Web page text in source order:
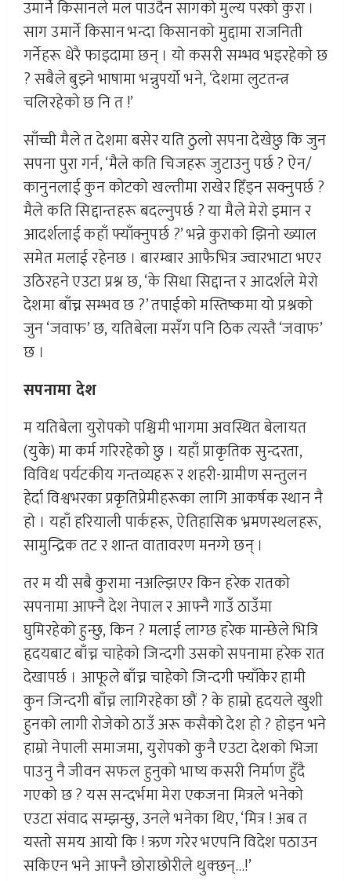
उमार्ने किसानले मल पाउदैन सागको मुल्य परको कुरा ।
साग उमार्ने किसान भन्दा किसानको मुद्दामा राजनिती
गर्नेहरू धेरै फाइदामा छन् । यो कसरी सम्भव भइरहेको छ
? सबैले बुझ्ने भाषामा भन्नुपर्यो भने, ‘देशमा लुटतन्त्र
चलिरहेको छ नि त !’
साँच्ची मैले त ‍देशमा बसेर यति ठुलो सपना देखेछु कि जुन
सपना पुरा गर्न, ‘मैले कति चिजहरू जुटाउनु पर्छ ? ऐन/
कानुनलाई कुन कोटको खल्तीमा राखेर हिँड्न सक्नुपर्छ ?
मैले कति सिद्दान्तहरू बदल्नुपर्छ ? या मैले मेरो इमान र
आदर्शलाई कहाँ फ्याँक्नुपर्छ ?’ भन्ने कुराको झिनाे ख्याल
समेत मलाई रहेनछ । बारम्बार आफैभित्र ज्वारभाटा भएर
उठिरहने एउटा प्रश्न छ, ‘के सिधा सिद्दान्त र आदर्शले मेरो
देशमा बाँच्न सम्भव छ ?’ तपाईको मस्तिष्कमा यो प्रश्नको
जुन ‘जवाफ’ छ, यतिबेला मसँग पनि ठिक त्यस्तै ‘जवाफ’
छ ।
सपनामा देश
म यतिबेला युरोपको पश्चिमी भागमा अवस्थित बेलायत
(युके) मा कर्म गरिरहेको छु । यहाँ प्राकृतिक सुन्दरता,
विविध पर्यटकीय गन्तव्यहरू र शहरी-ग्रामीण सन्तुलन
हेर्दा विश्वभरका प्रकृतिप्रेमीहरूका लागि आकर्षक स्थान नै
हो । यहाँ हरियाली पार्कहरू, ऐतिहासिक भ्रमणस्थलहरू,
सामुन्द्रिक तट र शान्त वातावरण मनग्गे छन् ।
तर म यी सबै कुरामा नअल्झिएर किन हरेक रातको
सपनामा आफ्नै देश नेपाल र आफ्नै गाउँ ठाउँमा
घुमिरहेको हुन्छु, किन ? मलाई लाग्छ हरेक मान्छेले भित्रि
हृदयबाट बाँच्न चाहेको जिन्दगी उसको सपनामा हरेक रात
देखापर्छ । आफूले बाँच्न चाहेको जिन्दगी फ्याँकेर हामी
कुन जिन्दगी बाँच्न लागिरहेका छौं ? के हाम्रो हृदयले खुशी
हुनको लागी रोजेको ठाउँ अरू कसैको देश हो ? होइन भने
हाम्रो नेपाली समाजमा, युरोपको कुनै एउटा देशको भिजा
पाउनु नै जीवन सफल हुनुको भाष्य कसरी निर्माण हुँदै
गएको छ ? यस सन्दर्भमा मेरा एकजना मित्रले भनेको
एउटा संवाद सम्झन्छु, उनले भनेका थिए, ‘मित्र ! अब त
यस्तो समय आयो कि ! ऋण गरेर भएपनि विदेश पठाउन
सकिएन भने आफ्नै छोराछोरीले थुक्छन्…!’